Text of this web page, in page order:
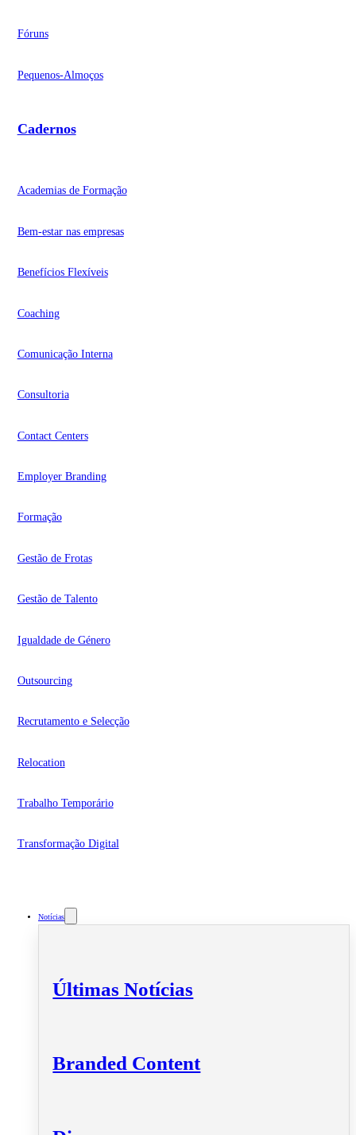
Fóruns
Pequenos-Almoços
Cadernos
Academias de Formação
Bem-estar nas empresas
Benefícios Flexíveis
Coaching
Comunicação Interna
Consultoria
Contact Centers
Employer Branding
Formação
Gestão de Frotas
Gestão de Talento
Igualdade de Género
Outsourcing
Recrutamento e Selecção
Relocation
Trabalho Temporário
Transformação Digital
Notícias
Últimas Notícias
Branded Content